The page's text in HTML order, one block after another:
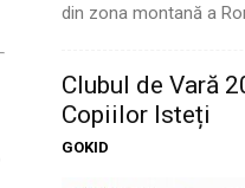
din zona montană a
Clubul de Vară
Copiilor Isteți
GOKID